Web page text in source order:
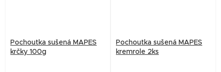
Pochoutka sušená MAPES
krčky 100g
Pochoutka sušená MAPES
kremrole 2ks